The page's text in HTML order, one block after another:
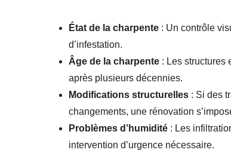
État de la charpente : Un contrôle
d’infestation.
Âge de la charpente : Les structures
après plusieurs décennies.
Modifications structurelles : Si des
changements, une rénovation
Problèmes d’humidité : Les
intervention d’urgence nécessaire.